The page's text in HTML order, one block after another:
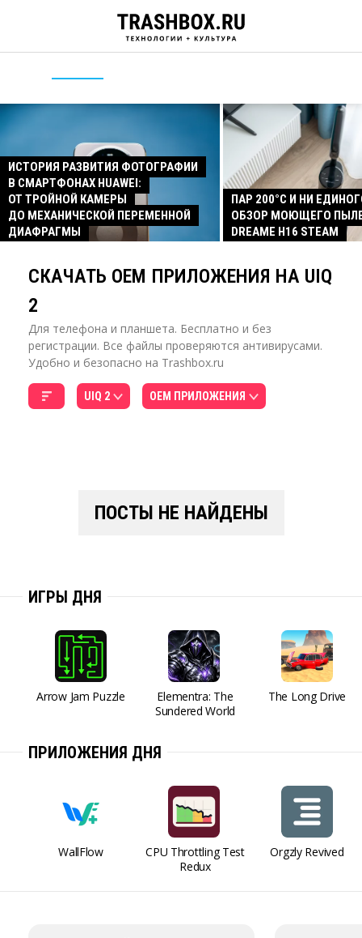
ИСТОРИЯ РАЗВИТИЯ ФОТОГРАФИИ
В СМАРТФОНАХ HUAWEI:
ОТ ТРОЙНОЙ КАМЕРЫ
ДО МЕХАНИЧЕСКОЙ ПЕРЕМЕННОЙ
ДИАФРАГМЫ
ПАР 200°C И НИ
ОБЗОР МОЮЩЕГО
DREAME H16 STEAM
СКАЧАТЬ OEM ПРИЛОЖЕНИЯ НА UIQ
2
Для телефона и планшета. Бесплатно и без
регистрации. Все файлы проверяются антивирусами.
Удобно и безопасно на Trashbox.ru
UIQ 2 OEM ПРИЛОЖЕНИЯ
ПОСТЫ НЕ НАЙДЕНЫ
ИГРЫ ДНЯ
Arrow Jam Puzzle
Elementra: The
Sundered World
The Long Drive
ПРИЛОЖЕНИЯ ДНЯ
WallFlow
CPU Throttling Test
Redux
Orgzly Revived